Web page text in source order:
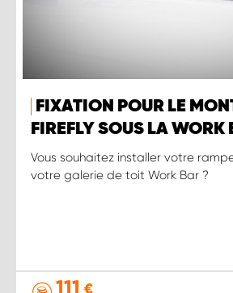
FIXATION POUR LE
FIREFLY SOUS LA WORK
Vous souhaitez installer votre
votre galerie de toit Work Bar ?
111 €